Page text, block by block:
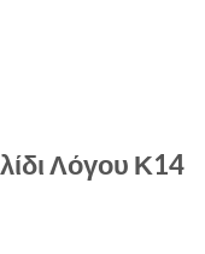
Λόγου Κ14